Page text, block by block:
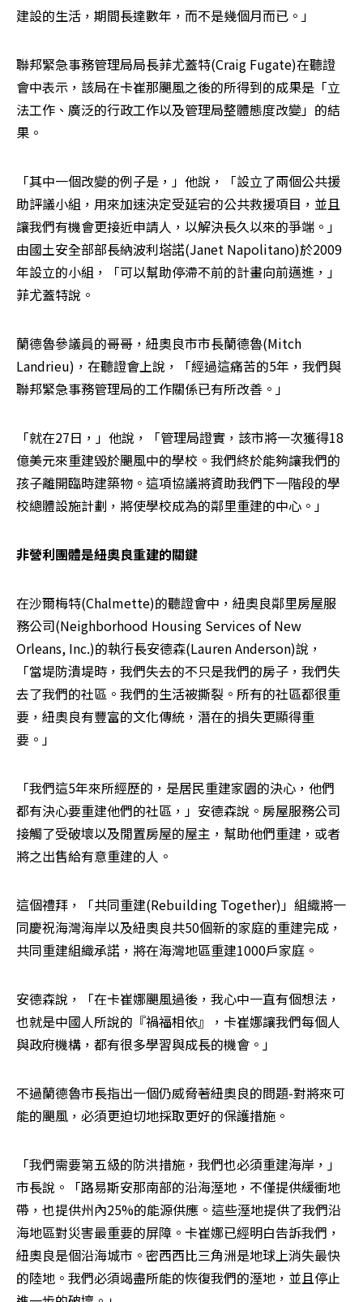
建設的生活，期間長達數年，而不是幾個月而已。」
聯邦緊急事務管理局局長菲尤蓋特(Craig Fugate)在聽證
會中表示，該局在卡崔那颶風之後的所得到的成果是「立
法工作、廣泛的行政工作以及管理局整體態度改變」的結
果。
「其中一個改變的例子是，」他說，「設立了兩個公共援
助評議小組，用來加速決定受延宕的公共救援項目，並且
讓我們有機會更接近申請人，以解決長久以來的爭端。」
由國土安全部部長納波利塔諾(Janet Napolitano)於2009
年設立的小組，「可以幫助停滯不前的計畫向前邁進，」
菲尤蓋特說。
蘭德魯參議員的哥哥，紐奧良市市長蘭德魯(Mitch
Landrieu)，在聽證會上說，「經過這痛苦的5年，我們與
聯邦緊急事務管理局的工作關係已有所改善。」
「就在27日，」他說，「管理局證實，該市將一次獲得18
億美元來重建毀於颶風中的學校。我們終於能夠讓我們的
孩子離開臨時建築物。這項協議將資助我們下一階段的學
校總體設施計劃，將使學校成為的鄰里重建的中心。」
非營利團體是紐奧良重建的關鍵
在沙爾梅特(Chalmette)的聽證會中，紐奧良鄰里房屋服
務公司(Neighborhood Housing Services of New
Orleans, Inc.)的執行長安德森(Lauren Anderson)說，
「當堤防潰堤時，我們失去的不只是我們的房子，我們失
去了我們的社區。我們的生活被撕裂。所有的社區都很重
要，紐奧良有豐富的文化傳統，潛在的損失更顯得重
要。」
「我們這5年來所經歷的，是居民重建家園的決心，他們
都有決心要重建他們的社區，」安德森說。房屋服務公司
接觸了受破壞以及閒置房屋的屋主，幫助他們重建，或者
將之出售給有意重建的人。
這個禮拜，「共同重建(Rebuilding Together)」組織將一
同慶祝海灣海岸以及紐奧良共50個新的家庭的重建完成，
共同重建組織承諾，將在海灣地區重建1000戶家庭。
安德森說，「在卡崔娜颶風過後，我心中一直有個想法，
也就是中國人所說的『禍福相依』，卡崔娜讓我們每個人
與政府機構，都有很多學習與成長的機會。」
不過蘭德魯市長指出一個仍威脅著紐奧良的問題-對將來可
能的颶風，必須更迫切地採取更好的保護措施。
「我們需要第五級的防洪措施，我們也必須重建海岸，」
市長說。「路易斯安那南部的沿海溼地，不僅提供緩衝地
帶，也提供州內25%的能源供應。這些溼地提供了我們沿
海地區對災害最重要的屏障。卡崔娜已經明白告訴我們，
紐奧良是個沿海城市。密西西比三角洲是地球上消失最快
的陸地。我們必須竭盡所能的恢復我們的溼地，並且停止